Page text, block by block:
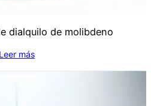
dialquilo de molibdeno
Leer más